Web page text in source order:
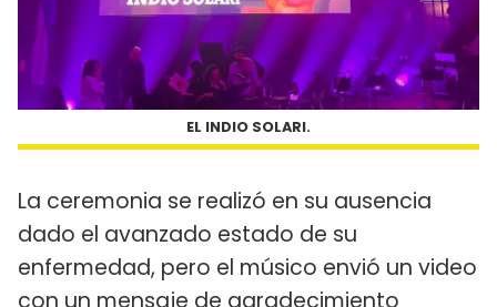
EL INDIO SOLARI.
La ceremonia se realizó en su ausencia
dado el avanzado estado de su
enfermedad, pero el músico envió un video
con un mensaje de agradecimiento